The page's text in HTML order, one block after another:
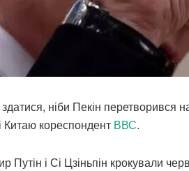
ніби Пекін перетворився
Китаю кореспондент ВВС.
Путін і Сі Цзіньпін крокували